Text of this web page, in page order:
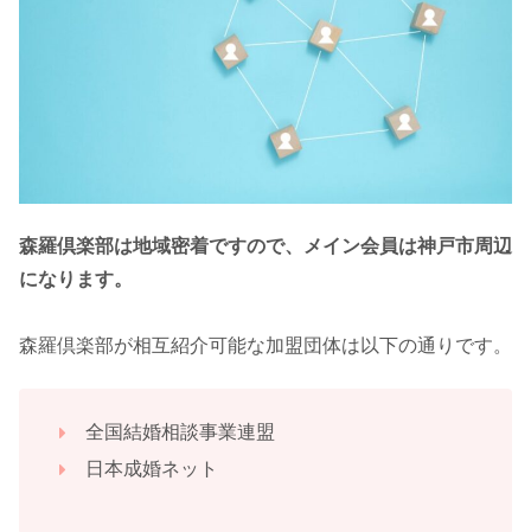
森羅倶楽部は地域密着ですので、メイン会員は神戸市周辺
になります。
森羅倶楽部が相互紹介可能な加盟団体は以下の通りです。
全国結婚相談事業連盟
日本成婚ネット